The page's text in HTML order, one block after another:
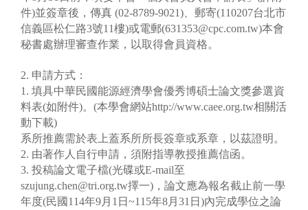
件)並簽章後，傳真 (02-8789-9021)、郵寄(110207台北市
信義區松仁路3號11樓)或電郵(631353@cpc.com.tw)本會
秘書處辦理審查作業，以取得會員資格。
2. 申請方式：
1. 填具中華民國能源經濟學會優秀博碩士論文獎參選資
料表(如附件)。(本學會網站http://www.caee.org.tw相關活
動下載)
系所推薦需於表上蓋系所所長簽章或系章，以茲證明。
2. 由著作人自行申請，須附指導教授推薦信函。
3. 投稿論文電子檔(光碟或E-mail至
szujung.chen@tri.org.tw擇一)，論文應為報名截止前一學
年度(民國114年9月1日~115年8月31日)內完成學位之論